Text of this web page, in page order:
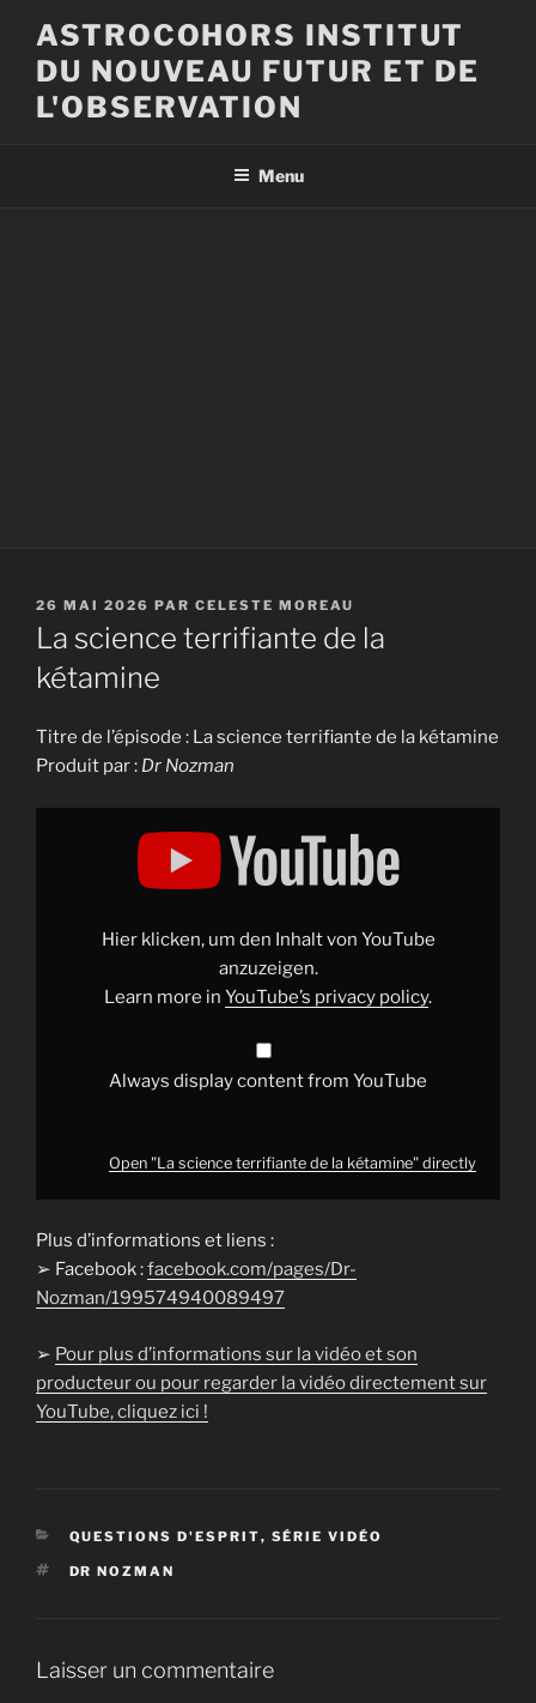
contenu
principal
ASTROCOHORS INSTITUT
DU NOUVEAU FUTUR ET DE
L'OBSERVATION
Menu
PUBLIÉ
LE
26 MAI 2026 PAR CELESTE MOREAU
La science terrifiante de la
kétamine
Titre de l’épisode : La science terrifiante de la kétamine
Produit par : Dr Nozman
Display
YouTubeHier klicken, um den Inhalt von YouTube
anzuzeigen.
Learn more in YouTube’s privacy policy.
Always display content from YouTube
Open "La science terrifiante de la kétamine" directly
Plus d’informations et liens :
➢ Facebook :facebook.com/pages/Dr-
Nozman/199574940089497
➢ Pour plus d’informations sur la vidéo et son
producteur ou pour regarder la vidéo directement sur
YouTube, cliquez ici !
CATÉGORIES
QUESTIONS D'ESPRIT, SÉRIE VIDÉO
ÉTIQUETTES
DR NOZMAN
Laisser un commentaire